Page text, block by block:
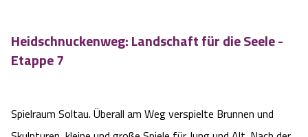
Heidschnuckenweg: Landschaft für die Seele -
Etappe 7
Spielraum Soltau. Überall am Weg verspielte Brunnen und